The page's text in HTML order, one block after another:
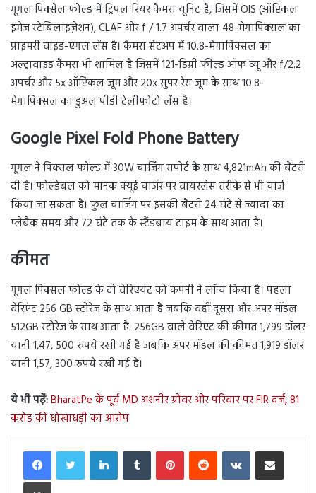
गूगल पिक्सेल फोल्ड में ट्रिपल रियर कैमरा यूनिट है, जिसमें OIS (ऑप्टिकल
इमेज स्टेबिलाइज़ेशन), CLAF और f / 1.7 अपर्चर वाला 48-मेगापिक्सल का
प्राइमरी वाइड-एंगल लेंस है। कैमरा सेटअप में 10.8-मेगापिक्सल का
अल्ट्रावाइड कैमरा भी शामिल है जिसमें 121-डिग्री फील्ड ऑफ व्यू और f/2.2
अपर्चर और 5x ऑप्टिकल जूम और 20x सुपर रेस जूम के साथ 10.8-
मेगापिक्सल का डुअल पीडी टेलीफोटो लेंस है।
Google Pixel Fold Phone Battery
गूगल ने पिक्सल फोल्ड में 30W चार्जिंग सपोर्ट के साथ 4,821mAh की बैटरी
दी है। फोल्डेबल को मानक क्यूई चार्जर पर वायरलेस तरीके से भी चार्ज
किया जा सकता है। फुल चार्जिंग पर इसकी बैटरी 24 घंटे से ज्यादा का
प्लेबैक समय और 72 घंटे तक के स्टैंडबाय टाइम के साथ आता है।
कीमत
गूगल पिक्सल फोल्ड के दो वेरिएयंट को कंपनी ने लॉन्च किया है। पहला
वेरिएंट 256 GB स्टोरेज के साथ आता है जबकि वहीं दूसरा और अपर मॉडल
512GB स्टोरेज के साथ आता है. 256GB वाले वेरिएंट की कीमत 1,799 डॉलर
यानी 1,47, 500 रुपये रखी गई है जबकि अपर मॉडल की कीमत 1,919 डॉलर
यानी 1,57, 300 रुपये रखी गई है।
ये भी पढ़ें:BharatPe के पूर्व MD अशनीर ग्रोवर और परिवार पर FIR दर्ज, 81
करोड़ की धोखाधड़ी का आरोप
LinkedInTumblr PinterestReddit VKontakteShare via Email
Print